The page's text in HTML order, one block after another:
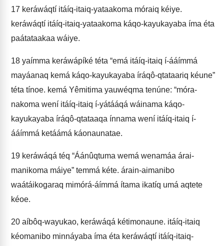
17 keráwáqtí itáíq-itaiq-yataakoma móraiq kéiye.
keráwáqtí itáíq-itaiq-yataakoma káqo-kayukayaba íma éta
paátataakaa wáiye.
18 yaímma keráwápíké téta “emá itáíq-itaiq í-ááímmá
mayáanaq kemá káqo-kayukayaba íráqô-qtataariq kéune”
téta tínoe. kemá Yêmitima yauwéqma tenúne: “móra-
nakoma wení itáíq-itaiq í-yátááqá wáinama káqo-
kayukayaba íráqô-qtataaqa ínnama wení itáíq-itaiq í-
ááímmá ketáámá káonaunatae.
19 keráwáqá téq “Áánûqtuma wemá wenamáa árai-
manikoma máiye” temmá kéte. árain-aimanibo
waátáikogaraq mimórá-áímmá ítama ikatíq umá aqtete
kéoe.
20 aíbôq-wayukao, keráwáqá kétimonaune. itáíq-itaiq
kéomanibo minnáyaba íma éta keráwáqtí itáíq-itaiq-